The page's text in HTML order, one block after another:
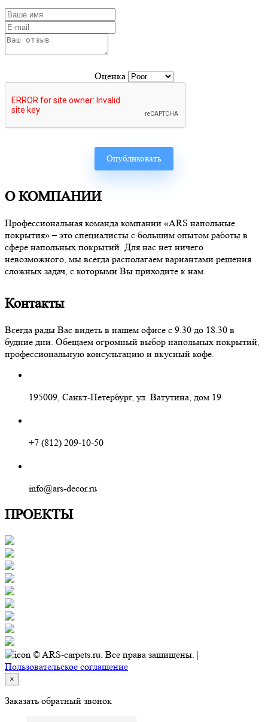
Оценка
О КОМПАНИИ
Профессиональная команда компании «ARS напольные
покрытия» – это специалисты с большим опытом работы в
сфере напольных покрытий. Для нас нет ничего
невозможного, мы всегда располагаем вариантами решения
сложных задач, с которыми Вы приходите к нам.
Контакты
Всегда рады Вас видеть в нашем офисе с 9.30 до 18.30 в
будние дни. Обещаем огромный выбор напольных покрытий,
профессиональную консультацию и вкусный кофе.
195009, Санкт-Петербург, ул. Ватутина, дом 19
+7 (812) 209-10-50
info@ars-decor.ru
ПРОЕКТЫ
© ARS-carpets.ru. Все права защищены. |
Пользовательское соглашение
×
Заказать обратный звонок